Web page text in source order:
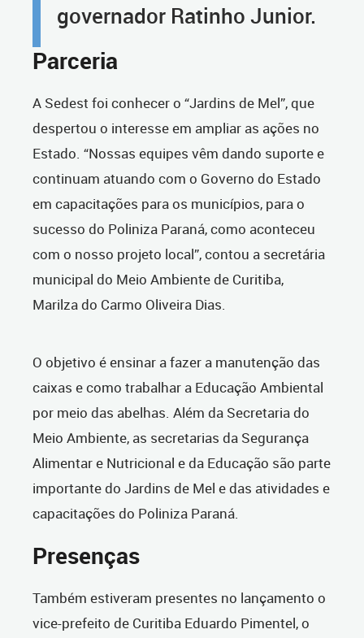
governador Ratinho Junior.
Parceria
A Sedest foi conhecer o “Jardins de Mel”, que
despertou o interesse em ampliar as ações no
Estado. “Nossas equipes vêm dando suporte e
continuam atuando com o Governo do Estado
em capacitações para os municípios, para o
sucesso do Poliniza Paraná, como aconteceu
com o nosso projeto local”, contou a secretária
municipal do Meio Ambiente de Curitiba,
Marilza do Carmo Oliveira Dias.
O objetivo é ensinar a fazer a manutenção das
caixas e como trabalhar a Educação Ambiental
por meio das abelhas. Além da Secretaria do
Meio Ambiente, as secretarias da Segurança
Alimentar e Nutricional e da Educação são parte
importante do Jardins de Mel e das atividades e
capacitações do Poliniza Paraná.
Presenças
Também estiveram presentes no lançamento o
vice-prefeito de Curitiba Eduardo Pimentel, o